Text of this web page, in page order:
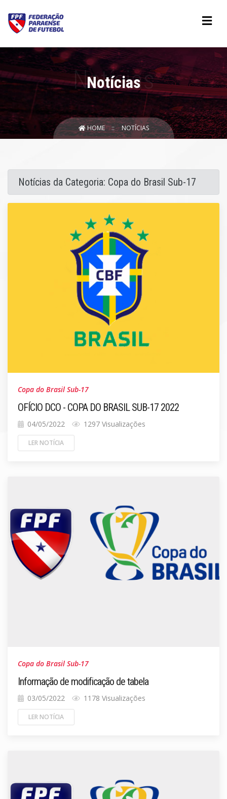
Notícias
HOME NOTÍCIAS
Notícias da Categoria: Copa do Brasil Sub-17
Copa do Brasil Sub-17
OFÍCIO DCO - COPA DO BRASIL SUB-17 2022
04/05/2022 1297 Visualizações
LER NOTÍCIA
Copa do Brasil Sub-17
Informação de modificação de tabela
03/05/2022 1178 Visualizações
LER NOTÍCIA